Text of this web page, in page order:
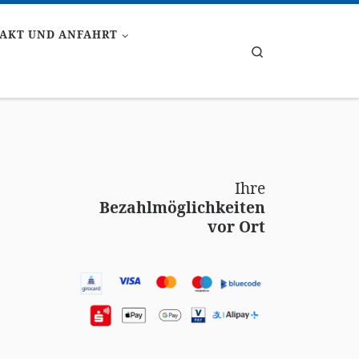
UND ANFAHRT
Ihre
Bezahlmöglichkeiten
vor Ort